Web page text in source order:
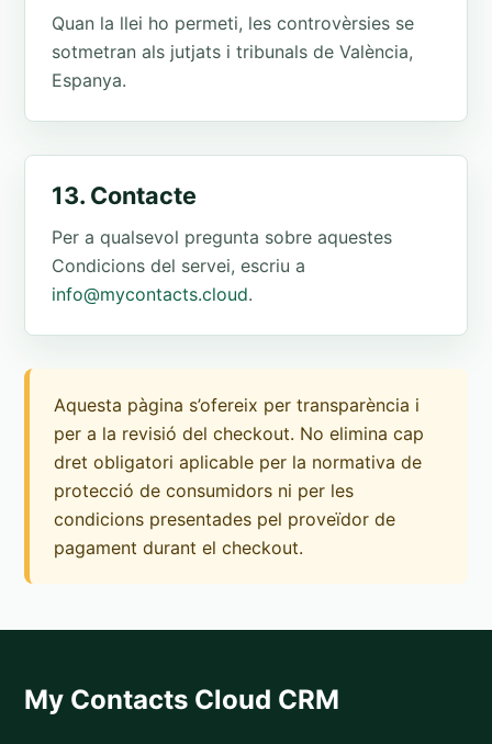
Quan la llei ho permeti, les controvèrsies se
sotmetran als jutjats i tribunals de València,
Espanya.
13. Contacte
Per a qualsevol pregunta sobre aquestes
Condicions del servei, escriu a
info@mycontacts.cloud.
Aquesta pàgina s’ofereix per transparència i
per a la revisió del checkout. No elimina cap
dret obligatori aplicable per la normativa de
protecció de consumidors ni per les
condicions presentades pel proveïdor de
pagament durant el checkout.
My Contacts Cloud CRM